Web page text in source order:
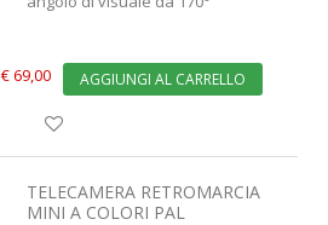
€ 69,00 AGGIUNGI AL CARRELLO
TELECAMERA RETROMARCIA
MINI A COLORI PAL